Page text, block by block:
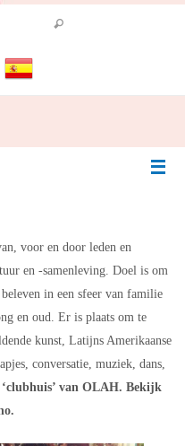
voor en door leden en
en -samenleving. Doel is om
in een sfeer van familie
en oud. Er is plaats om te
kunst, Latijns Amerikaanse
conversatie, muziek, dans,
van OLAH. Bekijk